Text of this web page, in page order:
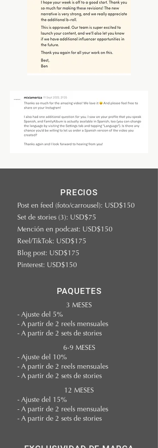
PRECIOS
Post en feed (foto/carrousel): USD$150
Set de stories (3): USD$75
Mención en podcast: USD$150
Reel/TikTok: USD$175
Blog post: USD$175
Pinterest: USD$150
PAQUETES
3 MESES
- Ajuste del 5%
- A partir de 2 reels mensuales
- A partir de 2 sets de stories
6-9 MESES
- Ajuste del 10%
- A partir de 2 reels mensuales
- A partir de 2 sets de stories
12 MESES
- Ajuste del 15%
- A partir de 2 reels mensuales
- A partir de 2 sets de stories